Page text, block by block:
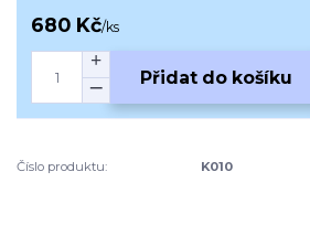
680 Kč/ks
Přidat do košíku
Číslo produktu: K010